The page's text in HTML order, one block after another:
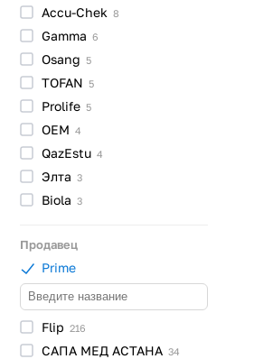
Accu-Chek 8
Gamma 6
Osang 5
TOFAN 5
Prolife 5
OEM 4
QazEstu 4
Элта 3
Biola 3
Продавец
Prime
Flip 216
САПА МЕД АСТАНА 34